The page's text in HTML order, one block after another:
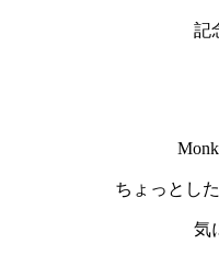
記
ちょっとした
気